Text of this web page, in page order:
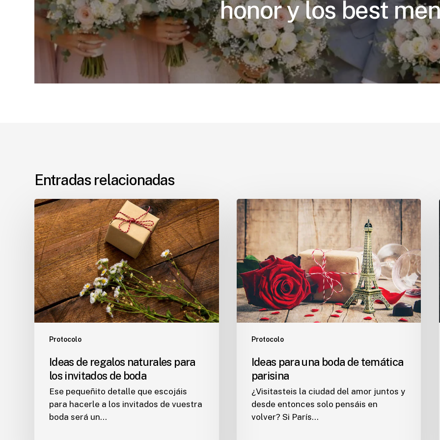
honor y los best
Entradas relacionadas
Protocolo
Ideas
de
regalos
naturales
para
los
invitados
de
boda
Ideas de regalos naturales para
los invitados de boda
Ese pequeñito detalle que escojáis
para hacerle a los invitados de vuestra
boda será un…
Protocolo
Ideas
para
una
boda
de
temática
parisina
Ideas para una boda de temática
parisina
¿Visitasteis la ciudad del amor juntos y
desde entonces solo pensáis en
volver? Si París…